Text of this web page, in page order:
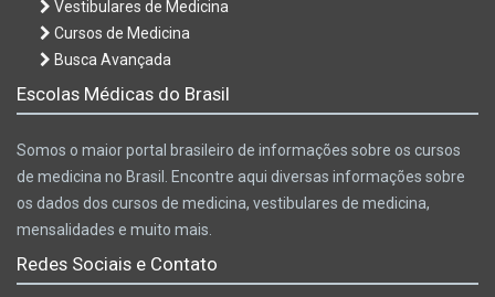
Vestibulares de Medicina
Cursos de Medicina
Busca Avançada
Escolas Médicas do Brasil
Somos o maior portal brasileiro de informações sobre os cursos
de medicina no Brasil. Encontre aqui diversas informações sobre
os dados dos cursos de medicina, vestibulares de medicina,
mensalidades e muito mais.
Redes Sociais e Contato